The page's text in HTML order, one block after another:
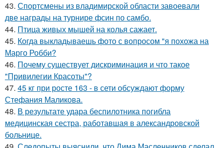
43. Спортсмены из владимирской области завоевали
две награды на турнире фсин по самбо.
44. Птица живых мышей на колья сажает.
45. Когда выкладываешь фото с вопросом "я похожа на
Марго Робби?
46. Почему существует дискриминация и что такое
"Привилегии Красоты"?
47. 45 кг при росте 163 - в сети обсуждают форму
Стефания Маликова.
48. В результате удара беспилотника погибла
медицинская сестра, работавшая в александровской
больнице.